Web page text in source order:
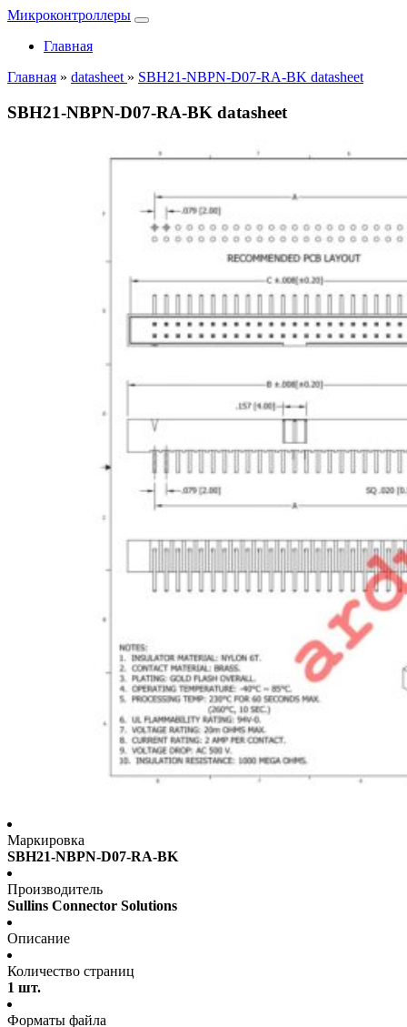
Микроконтроллеры
Главная
Главная » datasheet » SBH21-NBPN-D07-RA-BK datasheet
SBH21-NBPN-D07-RA-BK datasheet
Маркировка
SBH21-NBPN-D07-RA-BK
Производитель
Sullins Connector Solutions
Описание
Количество страниц
1 шт.
Форматы файла